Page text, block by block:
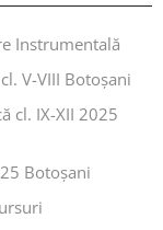
Instrumentală
V-VIII Botoșani
cl. IX-XII 2025
Botoșani